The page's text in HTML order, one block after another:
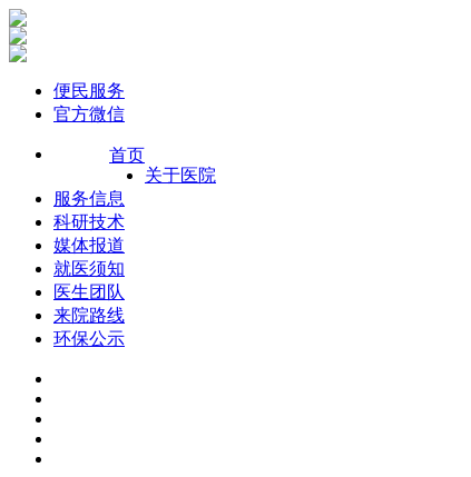
便民服务
官方微信
首页
关于医院
服务信息
科研技术
媒体报道
就医须知
医生团队
来院路线
环保公示